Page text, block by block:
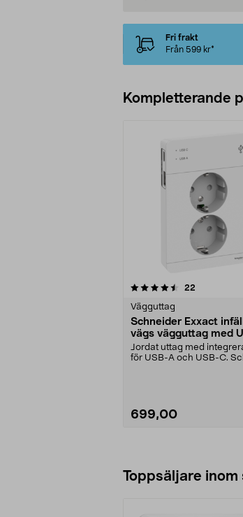
Fri frakt
Från 599 kr*
Kompletterande
22
Vägguttag
Schneider Exxact
vägs vägguttag med
Jordat uttag med
för USB-A och USB-C.
699,00
Toppsäljare